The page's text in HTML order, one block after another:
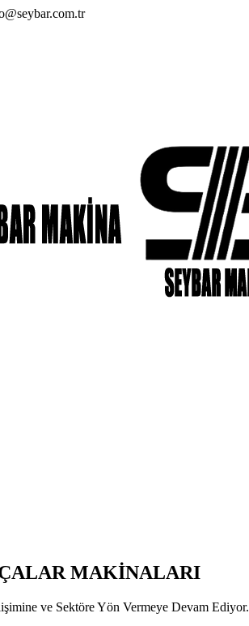
MAKİNALARI
ve Sektöre Yön Vermeye Devam Ediyor.